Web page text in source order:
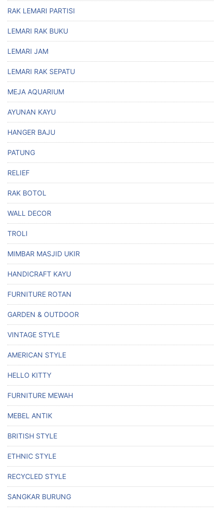
RAK LEMARI PARTISI
LEMARI RAK BUKU
LEMARI JAM
LEMARI RAK SEPATU
MEJA AQUARIUM
AYUNAN KAYU
HANGER BAJU
PATUNG
RELIEF
RAK BOTOL
WALL DECOR
TROLI
MIMBAR MASJID UKIR
HANDICRAFT KAYU
FURNITURE ROTAN
GARDEN & OUTDOOR
VINTAGE STYLE
AMERICAN STYLE
HELLO KITTY
FURNITURE MEWAH
MEBEL ANTIK
BRITISH STYLE
ETHNIC STYLE
RECYCLED STYLE
SANGKAR BURUNG